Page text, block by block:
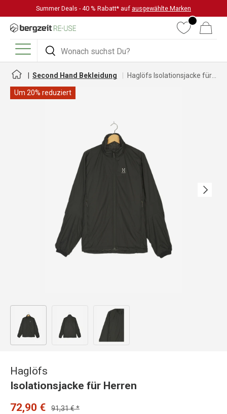
DIREKT ZUM INHALT
Summer Deals - 40 % Rabatt* auf ausgewählte Marken
Suchen
Suchen
WunschlisteWarenkorb
Menü
Second Hand Bekleidung
Um 20% reduziert
Nächste
Bild 1 in Galerieansicht laden
Haglöfs
Isolationsjacke für Herren
72,90 €
91,31 € *